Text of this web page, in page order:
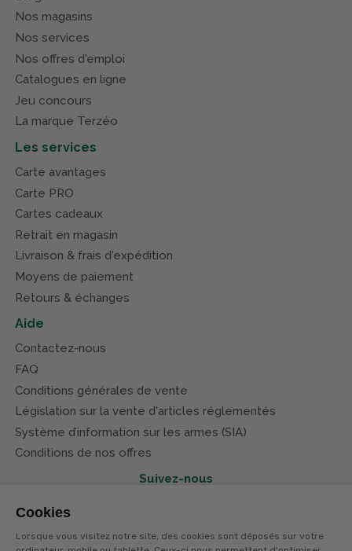
Cookies
Lorsque vous visitez notre site, des cookies sont déposés sur votre
Nos magasins
Nos services
Nos offres d'emploi
Catalogues en ligne
Jeu concours
La marque Terzéo
Les services
Carte avantages
Carte PRO
Cartes cadeaux
Retrait en magasin
Livraison & frais d'expédition
Moyens de paiement
Retours & échanges
Aide
Contactez-nous
FAQ
Conditions générales de vente
Législation sur la vente d'articles réglementés
Système d’information sur les armes (SIA)
Conditions de nos offres
Suivez-nous